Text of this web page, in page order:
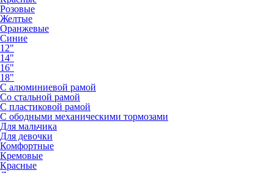
Розовые
Желтые
Оранжевые
Синие
12"
14"
16"
18"
С алюминиевой рамой
Со стальной рамой
С пластиковой рамой
С ободными механическими тормозами
Для мальчика
Для девочки
Комфортные
Кремовые
Красные